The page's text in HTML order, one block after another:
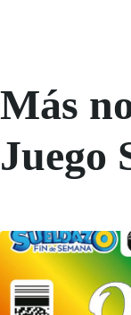
Más
Juego